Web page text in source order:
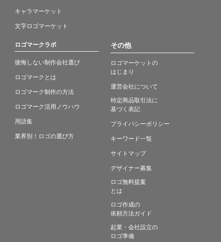
キャラマーケット
文字ロゴマーケット
ロゴマークラボ
後悔しない制作会社選び
ロゴマークとは
ロゴマーク制作の方法
ロゴマーク活用ノウハウ
用語集
業界別！ロゴの選び方
その他
ロゴマーケットの
はじまり
運営会社について
特定商品取引法に
基づく表記
プライバシーポリシー
キーワード一覧
サイトマップ
デザイナー募集
ロゴ無料提案
とは
ロゴ作成の
依頼方法ガイド
起業・会社設立の
ロゴ準備